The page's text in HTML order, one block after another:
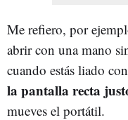
Me refiero, por
abrir con una mano
cuando estás liado
la pantalla recta
mueves el portátil.